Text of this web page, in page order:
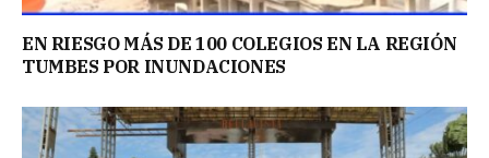
EN RIESGO MÁS DE 100 COLEGIOS EN LA REGIÓN
TUMBES POR INUNDACIONES